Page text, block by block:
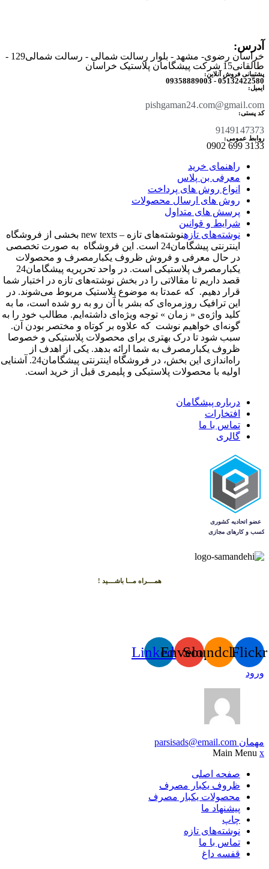
آدرس:
خراسان رضوی- مشهد - بلوار رسالت شمالی - رسالت شمالی129 -
طالقانی15 شرکت پیشگامان پلاستیک خراسان
پشتیبانی فروش آنلاین:
05132422580 - 09358889003
ایمیل:
pishgaman24.com@gmail.com
کد پستی:
9149147373
روابط عمومی:
3133 699 0902​
راهنمای خرید
معرفی بن پلاس
انواع روش های پرداخت
روش های ارسال محصولات
پرسش های متداول
شرایط و قوانین
نوشته‌های تازه
نوشته‌های تازه – new texts بخشی از فروشگاه
اینترنتی پیشگامان24 است. این فروشگاه به صورت تخصصی
در حال معرفی و فروش ظروف یکبارمصرف و محصولات
یکبارمصرف پلاستیکی است. در واحد تحریریه پیشگامان24
قصد داریم تا مقالاتی را در بخش نوشته‌های تازه در اختبار شما
قرار دهیم. که عمدتا به موضوع پلاستیک مربوط می‌شوند. در
این ترافیک روزمره‌ای که بشر با آن رو به رو شده است، ما به
کلید واژه‌ی « زمان » توجه ویژه‌ای داشته‌ایم. مطالب خود را به
گونه‌ای خواهیم نوشت که علاوه بر کوتاه و مختصر بودن آن.
سبب شود تا درک بهتری برای محصولات پلاستیکی و خصوصا
ظروف یکبارمصرف به شما ارائه بدهد. یکی از اهدف از
راه‌اندازی این بخش، در فروشگاه اینترنتی پیشگامان24. آشنایی
اولیه با محصولات پلاستیکی و پلیمری قبل از خرید است.
درباره پیشگامان
افتخارات
تماس با ما
گالری
همــــراه مـــا باشــــید !
Soundcloud
Envelope
Linkedin
ورود
مهمانparsisads@email.com
Main Menu
صفحه اصلی
ظروف یکبار مصرف
محصولات یکبار مصرف
پیشنهاد ما
چاپ
نوشته‌های تازه
تماس با ما
قفسه داغ